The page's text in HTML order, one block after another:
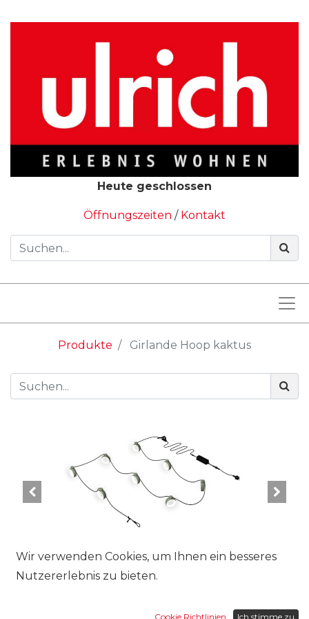
Heute geschlossen
Öffnungszeiten / Kontakt
Produkte Girlande Hoop kaktus
Wir verwenden Cookies, um Ihnen ein besseres
Nutzererlebnis zu bieten.
Cookie Richtlinien Ich stimme zu